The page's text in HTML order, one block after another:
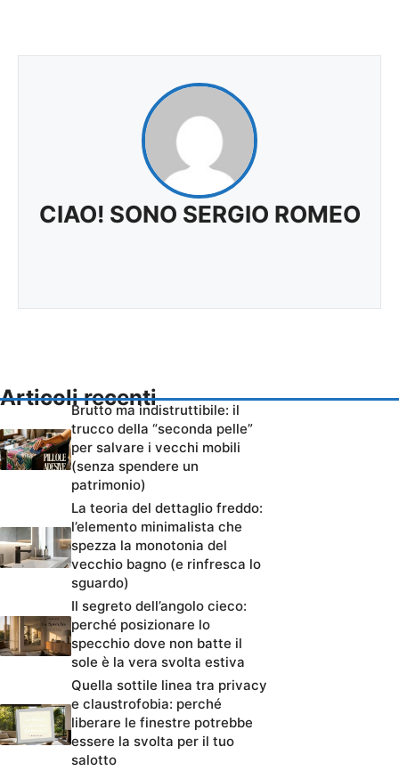
CIAO! SONO SERGIO ROMEO
Articoli recenti
Brutto ma indistruttibile: il
trucco della “seconda pelle”
per salvare i vecchi mobili
(senza spendere un
patrimonio)
La teoria del dettaglio freddo:
l’elemento minimalista che
spezza la monotonia del
vecchio bagno (e rinfresca lo
sguardo)
Il segreto dell’angolo cieco:
perché posizionare lo
specchio dove non batte il
sole è la vera svolta estiva
Quella sottile linea tra privacy
e claustrofobia: perché
liberare le finestre potrebbe
essere la svolta per il tuo
salotto